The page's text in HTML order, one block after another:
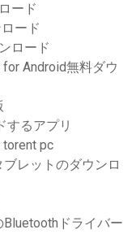
ード
ード
ロード
Android無料ダウ
するアプリ
pc
レットのダウンロ
ドライバー